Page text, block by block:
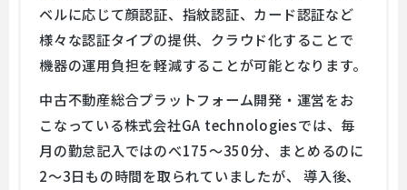
ベルに応じて顔認証、指紋認証、カード認証など
様々な認証タイプの提供、クラウド化することで
機器の運⽤負担を軽減することが可能となります。
中古不動産総合プラットフォーム開発・運営をお
こなっている株式会社GA technologiesでは、毎
月の勤怠記入ではのべ175～350分、まとめるのに
2～3日もの時間を取られていましたが、 導入後、